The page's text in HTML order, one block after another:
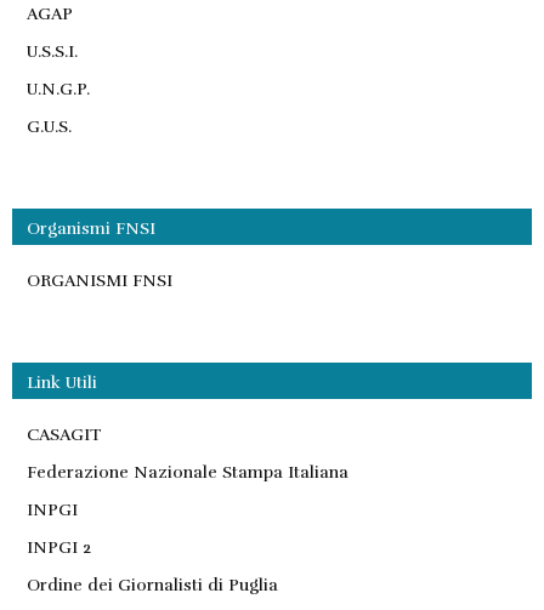
AGAP
U.S.S.I.
U.N.G.P.
G.U.S.
Organismi FNSI
ORGANISMI FNSI
Link Utili
CASAGIT
Federazione Nazionale Stampa Italiana
INPGI
INPGI 2
Ordine dei Giornalisti di Puglia